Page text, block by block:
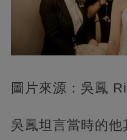
圖片來源：吳鳳
吳鳳坦言當時的他